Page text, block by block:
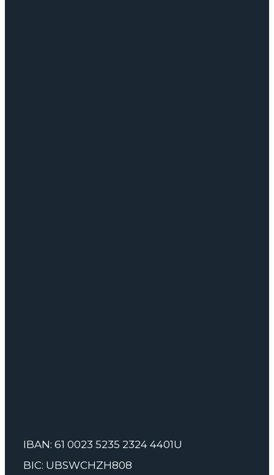
IBAN: 61 0023 5235 2324 4401U
BIC: UBSWCHZH808